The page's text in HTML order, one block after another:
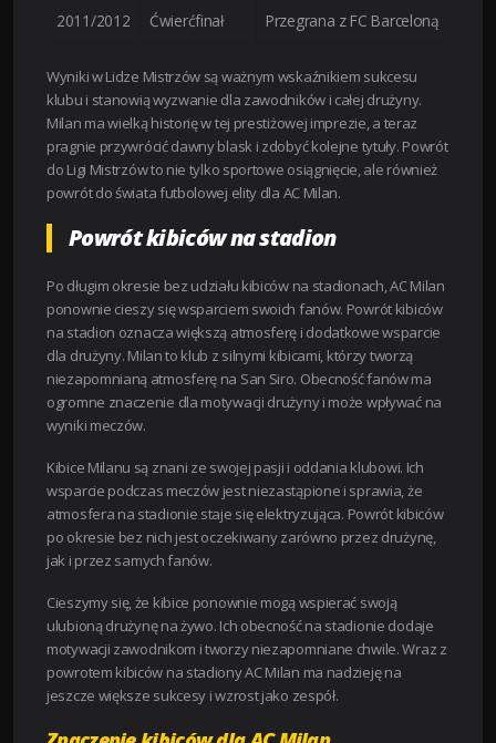
2011/2012 Ćwierćfinał Przegrana z FC Barceloną
Wyniki w Lidze Mistrzów są ważnym wskaźnikiem sukcesu
klubu i stanowią wyzwanie dla zawodników i całej drużyny.
Milan ma wielką historię w tej prestiżowej imprezie, a teraz
pragnie przywrócić dawny blask i zdobyć kolejne tytuły. Powrót
do Ligi Mistrzów to nie tylko sportowe osiągnięcie, ale również
powrót do świata futbolowej elity dla AC Milan.
Powrót kibiców na stadion
Po długim okresie bez udziału kibiców na stadionach, AC Milan
ponownie cieszy się wsparciem swoich fanów. Powrót kibiców
na stadion oznacza większą atmosferę i dodatkowe wsparcie
dla drużyny. Milan to klub z silnymi kibicami, którzy tworzą
niezapomnianą atmosferę na San Siro. Obecność fanów ma
ogromne znaczenie dla motywacji drużyny i może wpływać na
wyniki meczów.
Kibice Milanu są znani ze swojej pasji i oddania klubowi. Ich
wsparcie podczas meczów jest niezastąpione i sprawia, że
atmosfera na stadionie staje się elektryzująca. Powrót kibiców
po okresie bez nich jest oczekiwany zarówno przez drużynę,
jak i przez samych fanów.
Cieszymy się, że kibice ponownie mogą wspierać swoją
ulubioną drużynę na żywo. Ich obecność na stadionie dodaje
motywacji zawodnikom i tworzy niezapomniane chwile. Wraz z
powrotem kibiców na stadiony AC Milan ma nadzieję na
jeszcze większe sukcesy i wzrost jako zespół.